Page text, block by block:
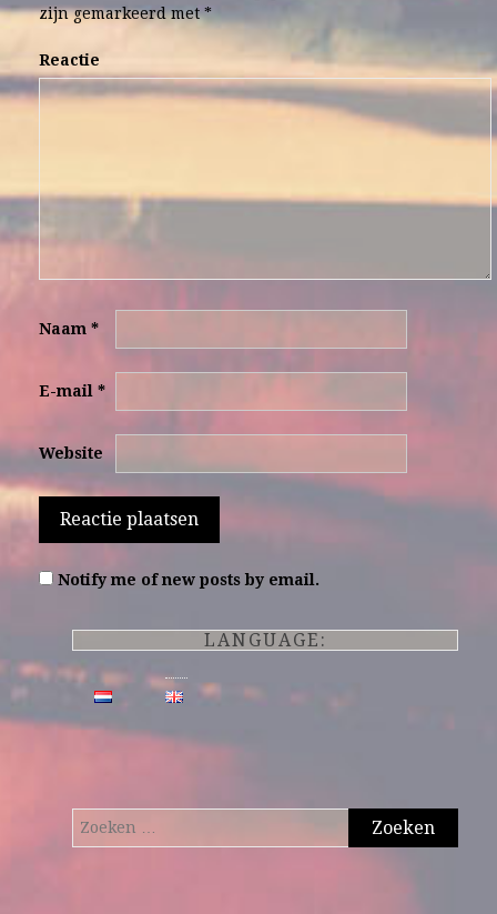
zijn gemarkeerd met*
Reactie
Naam *
E-mail *
Website
Notify me of new posts by email.
LANGUAGE:
Zoeken